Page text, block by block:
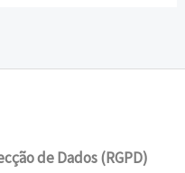
de Dados (RGPD)